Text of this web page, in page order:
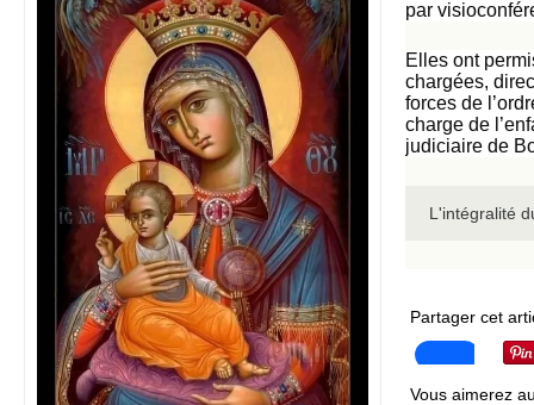
par
Elles ont
chargées,
forces de
charge de
judiciaire de
L'intégralité
Partager cet
Vous aimerez